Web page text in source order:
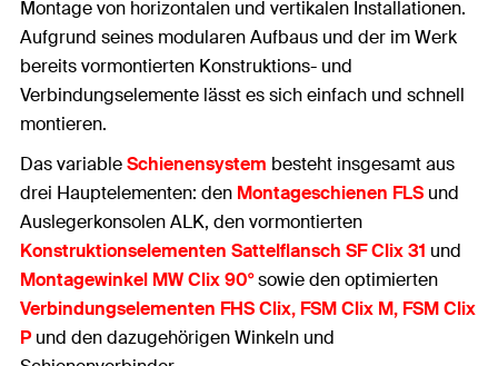
Montage von horizontalen und vertikalen Installationen.
Aufgrund seines modularen Aufbaus und der im Werk
bereits vormontierten Konstruktions- und
Verbindungselemente lässt es sich einfach und schnell
montieren.
Das variableSchienensystem besteht insgesamt aus
drei Hauptelementen: den Montageschienen FLS und
Auslegerkonsolen ALK, den vormontierten
Konstruktionselementen Sattelflansch SF Clix 31 und
Montagewinkel MW Clix 90°sowie den optimierten
Verbindungselementen FHS Clix, FSM Clix M, FSM Clix
P und den dazugehörigen Winkeln und